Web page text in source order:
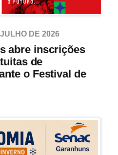
DE 2026
abre inscrições
de
o Festival de